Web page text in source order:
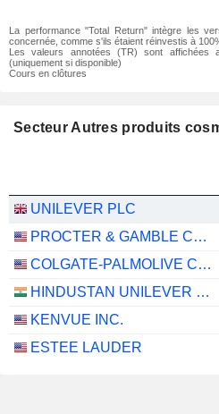
La performance "Total Return" intègre les
concernée, comme s'ils étaient réinvestis à
Les valeurs annotées (TR) sont affichées
(uniquement si disponible)
Cours en clôtures
Secteur Autres produits
UNILEVER PLC
PROCTER & GAMBLE COMPANY
COLGATE-PALMOLIVE COMPANY
HINDUSTAN UNILEVER LIMITED
KENVUE INC.
ESTEE LAUDER